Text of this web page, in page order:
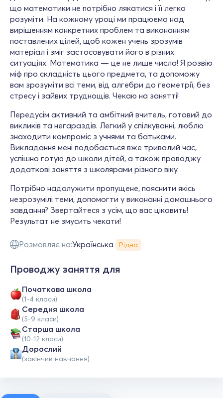
що математики не потрібно лякатися і її легко
розуміти. На кожному уроці ми працюємо над
вирішенням конкретних проблем та виконанням
поставлених цілей, щоб кожен учень зрозумів
матеріал і зміг застосовувати його в різних
ситуаціях. Математика — це не лише числа! Я розвію
міф про складність цього предмета, та допоможу
вам зрозуміти всі теми, від алгебри до геометрії, без
стресу і зайвих труднощів. Чекаю на занятті!
Передусім активний та амбітний вчитель, готовий до
викликів та негараздів. Легкий у спілкуванні, люблю
знаходити компроміс з учнями та батьками.
Викладання мені подобається вже тривалий час,
успішно готую до школи дітей, а також проводжу
додаткові заняття з школярами різного віку.
Потрібно надолужити пропущене, пояснити якісь
незрозумілі теми, допомогти у виконанні домашнього
завдання? Звертайтеся з усім, що вас цікавить!
Результат не змусить чекати!
Розмовляє на:Українська Рідна
Проводжу заняття для
Початкова школа
(1-4 класи)
Середня школа
(5-9 класи)
Старша школа
(10-12 класи)
Дорослий
(закінчив навчання)